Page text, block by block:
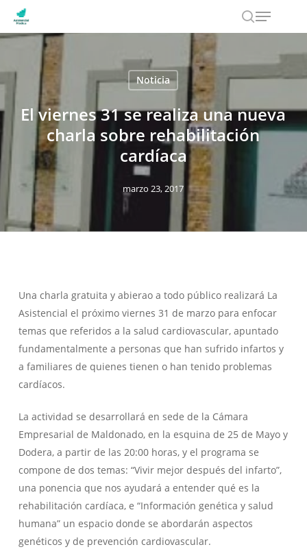
search
Menu
Noticia
El viernes 31 se realiza una nueva
charla sobre rehabilitación
cardíaca
marzo 23, 2017
Una charla gratuita y abierao a todo público realizará La
Asistencial el próximo viernes 31 de marzo para enfocar
temas que referidos a la salud cardiovascular, apuntado
fundamentalmente a personas que han sufrido infartos y
a familiares de quienes tienen o han tenido problemas
cardíacos.
La actividad se desarrollará en sede de la Cámara
Empresarial de Maldonado, en la esquina de 25 de Mayo y
Dodera, a partir de las 20:00 horas, y el programa se
compone de dos temas: “Vivir mejor después del infarto”,
una ponencia que nos ayudará a entender qué es la
rehabilitación cardíaca, e “Información genética y salud
humana” un espacio donde se abordarán aspectos
genéticos y de prevención cardiovascular.